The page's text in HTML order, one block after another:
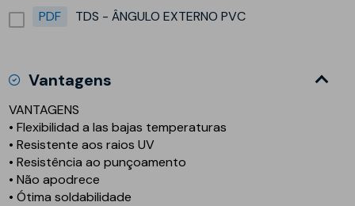
PDF
TDS - ÂNGULO EXTERNO PVC
Vantagens
VANTAGENS
• Flexibilidad a las bajas temperaturas
• Resistente aos raios UV
• Resistência ao punçoamento
• Não apodrece
• Ótima soldabilidade